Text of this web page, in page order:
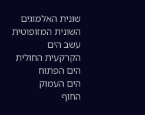
שונית האלמוגים
השונית המזופוטית
עשב הים
הקרקעית החולית
הים הפתוח
הים העמוק
החוף